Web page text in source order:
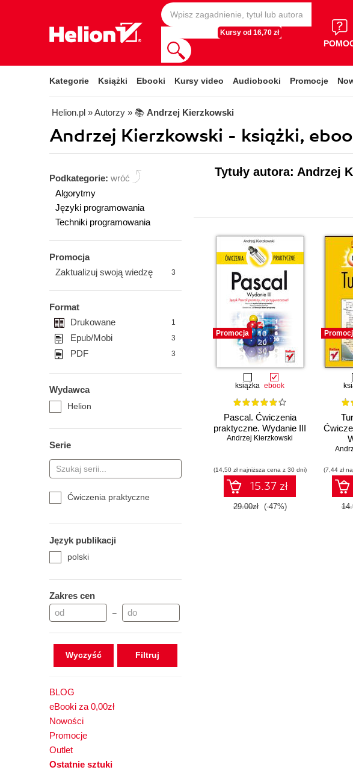
Kursy od 16,70 zł
Kategorie Książki Ebooki Kursy video Audiobooki Promocje
Helion.pl » Autorzy » 📚 Andrzej Kierzkowski
Andrzej Kierzkowski - książki,
Podkategorie: wróć
Algorytmy
Języki programowania
Techniki programowania
Promocja
Zaktualizuj swoją wiedzę
3
Format
Drukowane
1
Epub/Mobi 3
PDF 3
Wydawca
Helion
Serie
Ćwiczenia praktyczne
Język publikacji
polski
Zakres cen
–
Wyczyść
BLOG
eBooki za 0,00zł
Nowości
Promocje
Outlet
Ostatnie sztuki
Tytuły autora: Andrzej
Promocja
książka ebook
Pascal. Ćwiczenia
praktyczne. Wydanie III
Andrzej Kierzkowski
(14,50 zł najniższa cena z 30 dni)
15.37 zł
29.00zł (-47%)
(7,44 zł